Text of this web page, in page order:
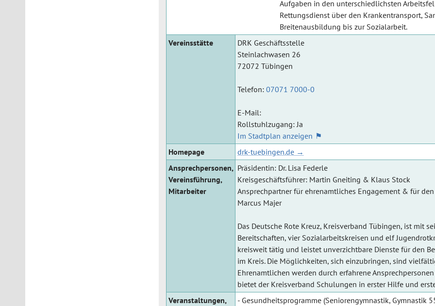
Aufgaben in den unterschiedlichsten
Rettungsdienst über den Krankentransport,
Breitenausbildung bis zur Sozialarbeit.
Vereinsstätte
DRK Geschäftsstelle
Steinlachwasen 26
72072 Tübingen
Telefon: 07071 7000-0
E-Mail:
Rollstuhlzugang: Ja
Im Stadtplan anzeigen
Homepage
drk-tuebingen.de
Ansprechpersonen,
Vereinsführung,
Mitarbeiter
Präsidentin: Dr. Lisa Federle
Kreisgeschäftsführer: Martin Gneiting & Klaus Stock
Ansprechpartner für ehrenamtliches Engagement & für
Marcus Majer
Das Deutsche Rote Kreuz, Kreisverband Tübingen, ist mit
Bereitschaften, vier Sozialarbeitskreisen und elf
kreisweit tätig und leistet unverzichtbare Dienste für den
im Kreis. Die Möglichkeiten, sich einzubringen, sind
Ehrenamtlichen werden durch erfahrene
bietet der Kreisverband Schulungen in erster Hilfe und
Veranstaltungen,
- Gesundheitsprogramme (Seniorengymnastik, Gymnastik